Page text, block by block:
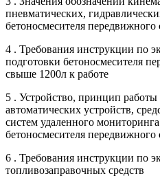
пневматических,
бетоносмесителя
4 . Требования инструкции по
подготовки бетоносмесителя
свыше 1200л к работе
5 . Устройство, принцип
автоматических устройств,
систем удаленного
бетоносмесителя
6 . Требования инструкции по
топливозаправочных средств